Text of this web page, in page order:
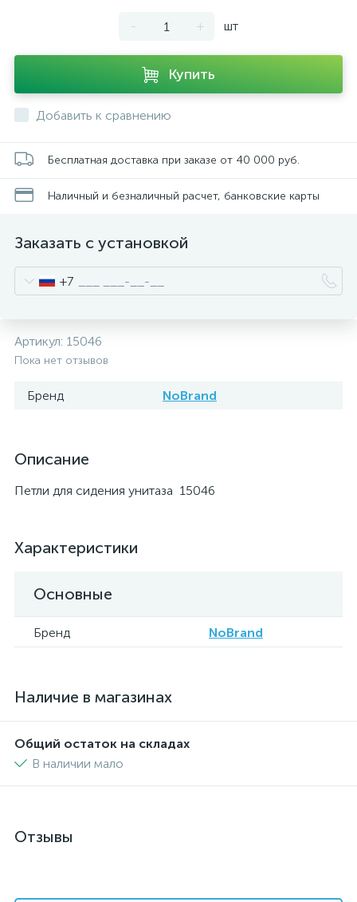
- + шт
Купить
Добавить к сравнению
Бесплатная доставка при заказе от 40 000 руб.
Наличный и безналичный расчет, банковские карты
Заказать с установкой
+7
Артикул: 15046
Пока нет отзывов
Бренд NoBrand
Описание
Петли для сидения унитаза 15046
Характеристики
Основные
Бренд NoBrand
Наличие в магазинах
Общий остаток на складах
В наличии мало
Отзывы